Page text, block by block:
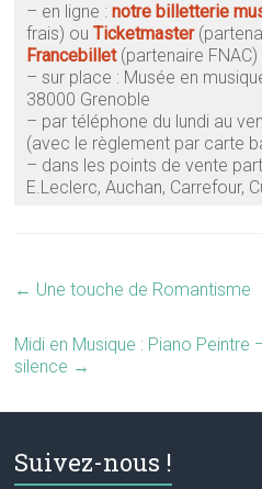
– en ligne :notre billetterie
frais) ouTicketmaster
Francebillet (partenaire FNAC)
– sur place : Musée en
38000 Grenoble
– par téléphone du lundi au
(avec le règlement par carte
– dans les points de vente
E.Leclerc, Auchan, Carrefour,
← Une touche de Romantisme
Midi en Musique : Piano
silence →
Suivez-nous !